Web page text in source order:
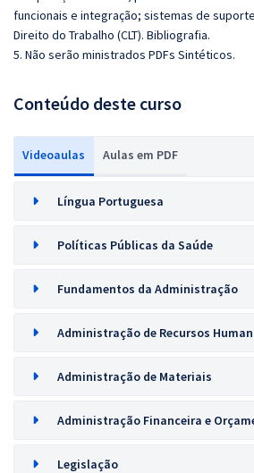
funcionais e integração; sistemas de
Direito do Trabalho (CLT). Bibliografia.
5. Não serão ministrados PDFs Sintéticos.
Conteúdo deste curso
Videoaulas Aulas em PDF
Língua Portuguesa
Políticas Públicas da Saúde
Fundamentos da Administração
Administração de Recursos
Administração de Materiais
Administração Financeira e
Legislação